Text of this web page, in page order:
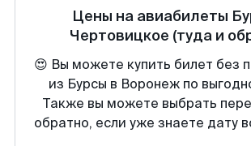
Цены на авиабилеты
Чертовицкое (туда и
😍 Вы можете купить билет без
из Бурсы в Воронеж по
Также вы можете выбрать
обратно, если уже знаете дату